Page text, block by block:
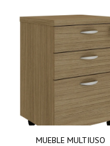
MUEBLE MULTIUSO